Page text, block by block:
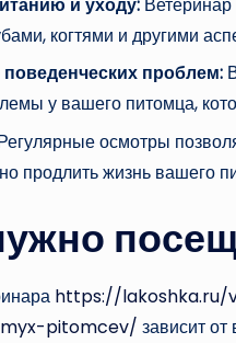
когтями и другими
проблем:
у вашего питомца,
осмотры
продлить жизнь вашего
https://
pitomcev/ зависит